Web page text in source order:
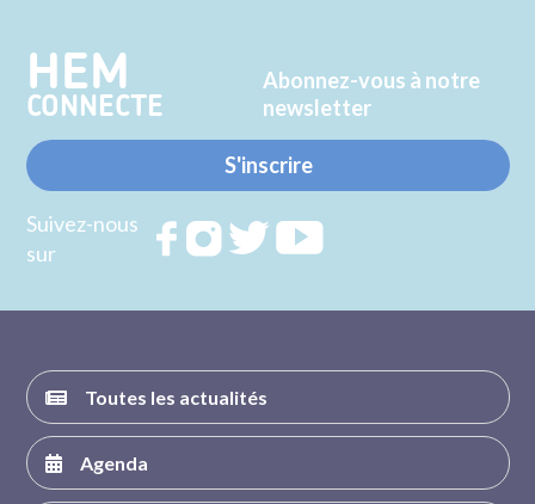
HEM
CONNECTE
Abonnez-vous à notre
newsletter
S'inscrire
Suivez-nous
sur
RejoignezRejoignezRejoignez
Toutes les actualités
Agenda